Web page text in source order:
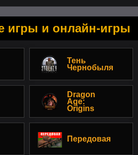
игры и онлайн-игры
Тень
Чернобыля
Dragon
Age:
Origins
Передовая